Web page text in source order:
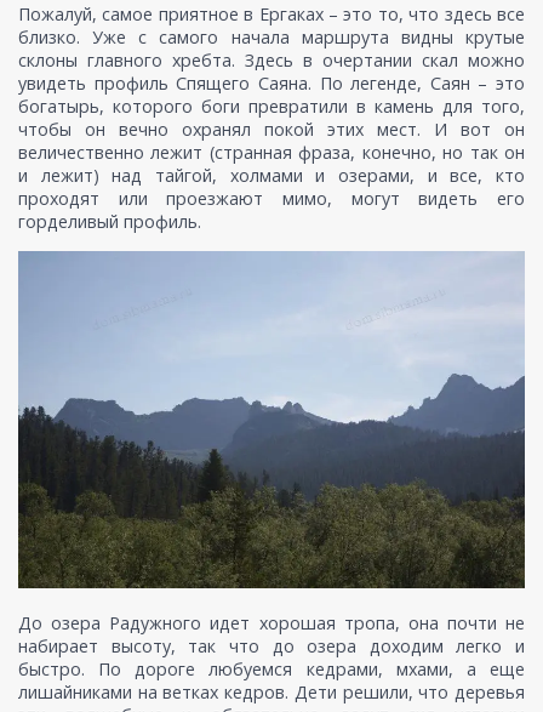
Пожалуй, самое приятное в Ергаках – это то, что здесь все
близко. Уже с самого начала маршрута видны крутые
склоны главного хребта. Здесь в очертании скал можно
увидеть профиль Спящего Саяна. По легенде, Саян – это
богатырь, которого боги превратили в камень для того,
чтобы он вечно охранял покой этих мест. И вот он
величественно лежит (странная фраза, конечно, но так он
и лежит) над тайгой, холмами и озерами, и все, кто
проходят или проезжают мимо, могут видеть его
горделивый профиль.
До озера Радужного идет хорошая тропа, она почти не
набирает высоту, так что до озера доходим легко и
быстро. По дороге любуемся кедрами, мхами, а еще
лишайниками на ветках кедров. Дети решили, что деревья